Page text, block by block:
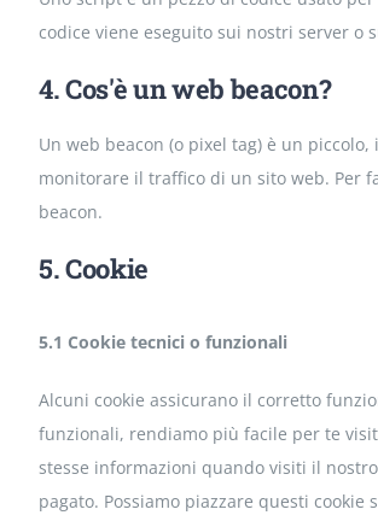
codice viene eseguito sui nostri server o
4. Cos'è un web beacon?
Un web beacon (o pixel tag) è un
monitorare il traffico di un sito web. Per
beacon.
5. Cookie
5.1 Cookie tecnici o funzionali
Alcuni cookie assicurano il corretto
funzionali, rendiamo più facile per te
stesse informazioni quando visiti il
pagato. Possiamo piazzare questi cookie